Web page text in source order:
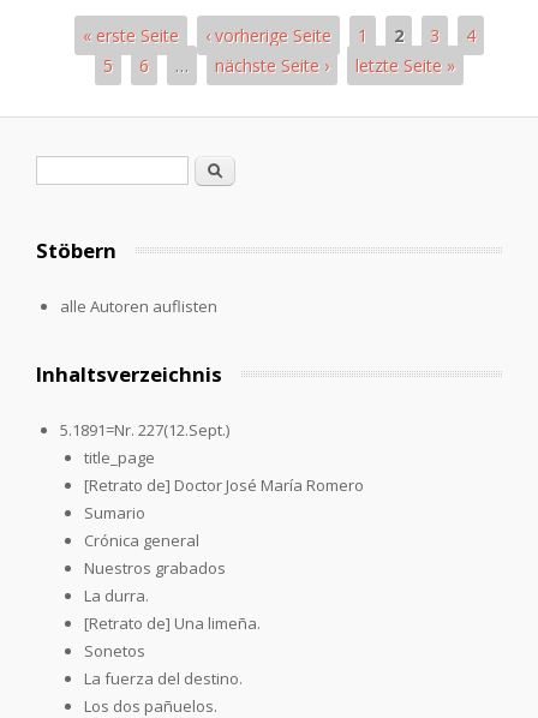
« erste Seite ‹ vorherige Seite 1 2 3
4
5
6 … nächste Seite › letzte Seite »
Suche
Stöbern
alle Autoren auflisten
Inhaltsverzeichnis
5.1891=Nr. 227(12.Sept.)
title_page
[Retrato de] Doctor José María Romero
Sumario
Crónica general
Nuestros grabados
La durra.
[Retrato de] Una limeña.
Sonetos
La fuerza del destino.
Los dos pañuelos.